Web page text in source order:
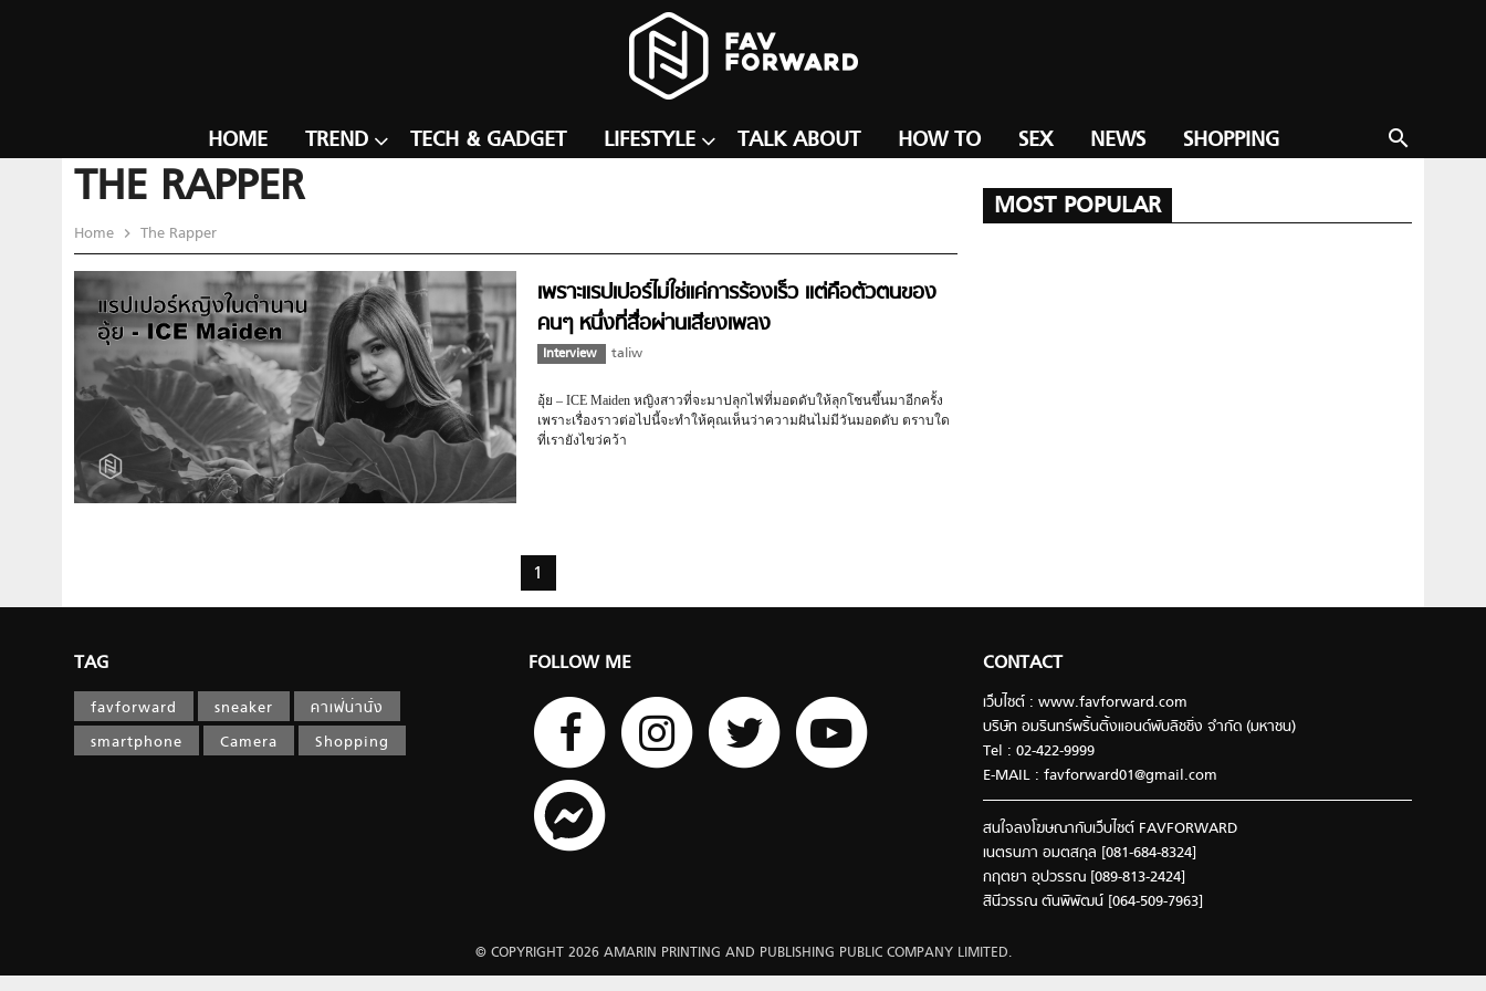
search
HOME TREND TECH & GADGET LIFESTYLE TALK ABOUT HOW TO SEX NEWS SHOPPING
THE RAPPER
Home The Rapper
เพราะแรปเปอร์ไม่ใช่แค่การร้องเร็ว แต่คือตัวตนของ
คนๆ หนึ่งที่สื่อผ่านเสียงเพลง
Interview taliw
อุ้ย – ICE Maiden หญิงสาวที่จะมาปลุกไฟที่มอดดับให้ลุกโชนขึ้นมาอีกครั้ง
เพราะเรื่องราวต่อไปนี้จะทำให้คุณเห็นว่าความฝันไม่มีวันมอดดับ ตราบใด
ที่เรายังไขว่คว้า
1
MOST POPULAR
TAG
favforward sneaker
คาเฟ่น่านั่ง
smartphone
Camera Shopping
FOLLOW ME CONTACT
เว็บไซต์ : www.favforward.com
บริษัท อมรินทร์พริ้นติ้งแอนด์พับลิชชิ่ง จำกัด (มหาชน)
Tel : 02-422-9999
E-MAIL : favforward01@gmail.com
สนใจลงโฆษณากับเว็บไซต์ FAVFORWARD
เนตรนภา อมตสกุล [081-684-8324]
กฤตยา อุปวรรณ [089-813-2424]
สินีวรรณ ตันพิพัฒน์ [064-509-7963]
© COPYRIGHT 2026 AMARIN PRINTING AND PUBLISHING PUBLIC COMPANY LIMITED.